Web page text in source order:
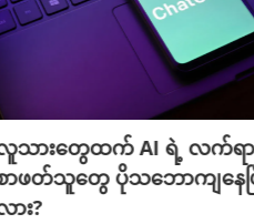
သားတွေထက် AI ရဲ့ လက်ရ
ာဖတ်သူတွေ ပိုသဘောကျနေပ
ား?